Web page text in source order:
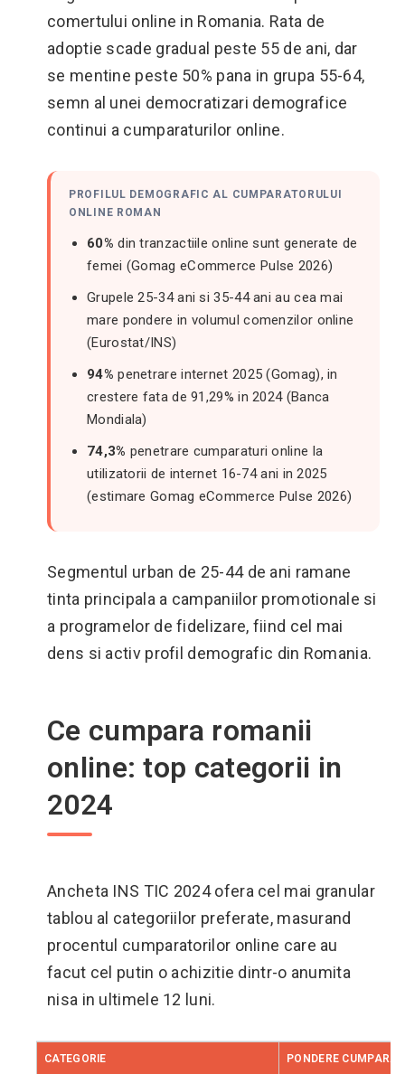
comertului online in Romania. Rata de
adoptie scade gradual peste 55 de ani, dar
se mentine peste 50% pana in grupa 55-64,
semn al unei democratizari demografice
continui a cumparaturilor online.
PROFILUL DEMOGRAFIC AL CUMPARATORULUI
ONLINE ROMAN
60% din tranzactiile online sunt generate de
femei (Gomag eCommerce Pulse 2026)
Grupele 25-34 ani si 35-44 ani au cea mai
mare pondere in volumul comenzilor online
(Eurostat/INS)
94% penetrare internet 2025 (Gomag), in
crestere fata de 91,29% in 2024 (Banca
Mondiala)
74,3% penetrare cumparaturi online la
utilizatorii de internet 16-74 ani in 2025
(estimare Gomag eCommerce Pulse 2026)
Segmentul urban de 25-44 de ani ramane
tinta principala a campaniilor promotionale si
a programelor de fidelizare, fiind cel mai
dens si activ profil demografic din Romania.
Ce cumpara romanii
online: top categorii in
2024
Ancheta INS TIC 2024 ofera cel mai granular
tablou al categoriilor preferate, masurand
procentul cumparatorilor online care au
facut cel putin o achizitie dintr-o anumita
nisa in ultimele 12 luni.
CATEGORIE PONDERE